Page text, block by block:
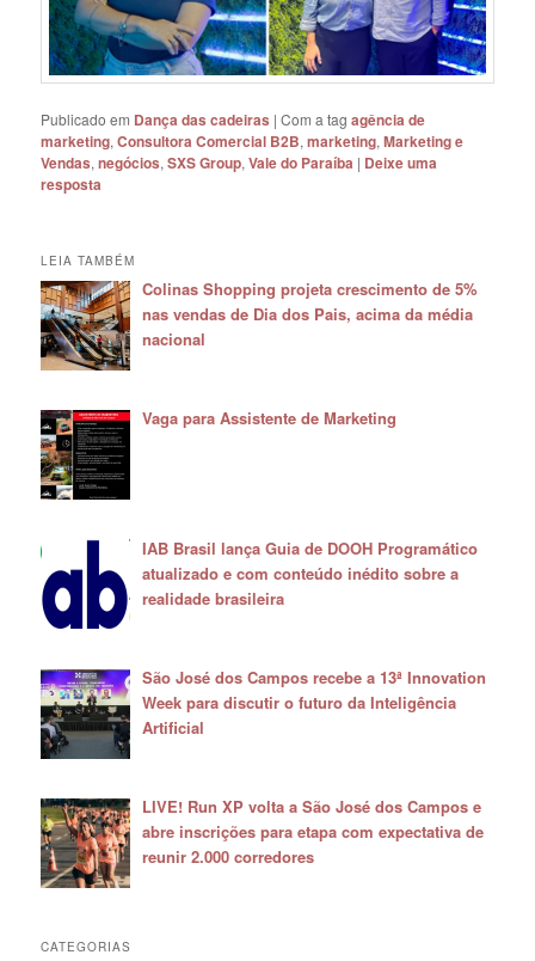
Publicado em Dança das cadeiras |Com a tagagência de
marketing,Consultora Comercial B2B,marketing,Marketing e
Vendas,negócios,SXS Group,Vale do Paraíba | Deixe uma
resposta
LEIA TAMBÉM
Colinas Shopping projeta crescimento de 5%
nas vendas de Dia dos Pais, acima da média
nacional
Vaga para Assistente de Marketing
IAB Brasil lança Guia de DOOH Programático
atualizado e com conteúdo inédito sobre a
realidade brasileira
São José dos Campos recebe a 13ª Innovation
Week para discutir o futuro da Inteligência
Artificial
LIVE! Run XP volta a São José dos Campos e
abre inscrições para etapa com expectativa de
reunir 2.000 corredores
CATEGORIAS